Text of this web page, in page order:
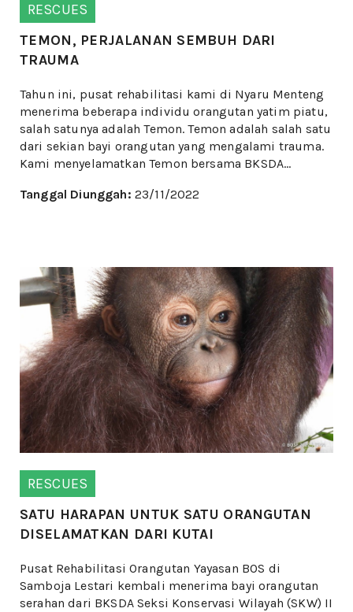
RESCUES
TEMON, PERJALANAN SEMBUH DARI
TRAUMA
Tahun ini, pusat rehabilitasi kami di Nyaru Menteng
menerima beberapa individu orangutan yatim piatu,
salah satunya adalah Temon. Temon adalah salah satu
dari sekian bayi orangutan yang mengalami trauma.
Kami menyelamatkan Temon bersama BKSDA...
Tanggal Diunggah: 23/11/2022
RESCUES
SATU HARAPAN UNTUK SATU ORANGUTAN
DISELAMATKAN DARI KUTAI
Pusat Rehabilitasi Orangutan Yayasan BOS di
Samboja Lestari kembali menerima bayi orangutan
serahan dari BKSDA Seksi Konservasi Wilayah (SKW) II